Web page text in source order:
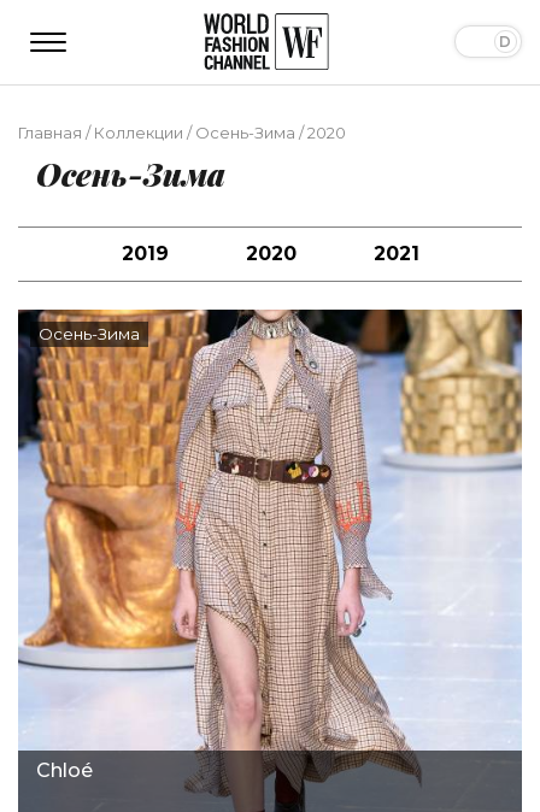
Главная /Коллекции /Осень-Зима /2020
Осень-Зима
2019 2020 2021
Осень-Зима
Chloé